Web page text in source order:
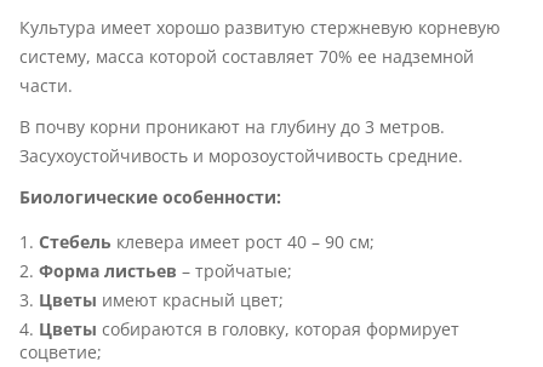
Культура имеет хорошо развитую стержневую корневую
систему, масса которой составляет 70% ее надземной
части.
В почву корни проникают на глубину до 3 метров.
Засухоустойчивость и морозоустойчивость средние.
Биологические особенности:
Стебель клевера имеет рост 40 – 90 см;
Форма листьев – тройчатые;
Цветы имеют красный цвет;
Цветы собираются в головку, которая формирует
соцветие;